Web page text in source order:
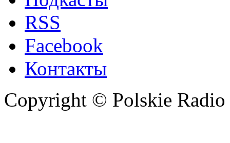
RSS
Facebook
Контакты
Copyright © Polskie